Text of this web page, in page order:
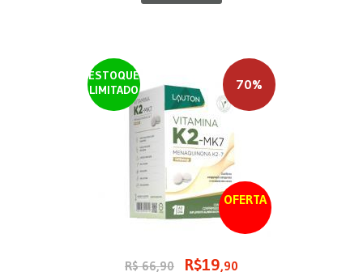
ESTOQUE
LIMITADO
OFERTA
70%
R$ 66,90 R$19,90